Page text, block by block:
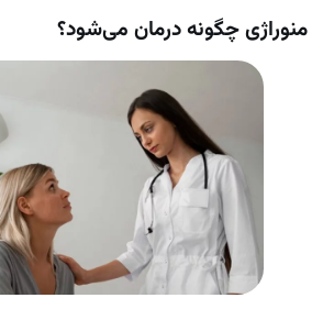
منوراژی چگونه درمان می‌شود؟